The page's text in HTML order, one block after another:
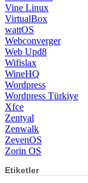
Vine Linux
VirtualBox
wattOS
Webconverger
Web Upd8
Wifislax
WineHQ
Wordpress
Wordpress Türkiye
Xfce
Zentyal
Zenwalk
ZevenOS
Zorin OS
Etiketler